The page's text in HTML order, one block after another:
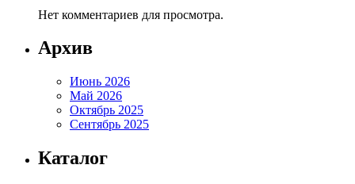
Нет комментариев для просмотра.
Архив
Июнь 2026
Май 2026
Октябрь 2025
Сентябрь 2025
Каталог